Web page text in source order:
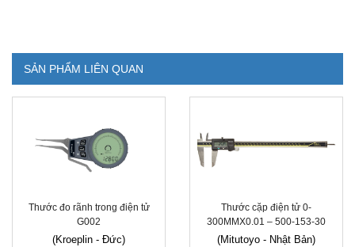
SẢN PHẨM LIÊN QUAN
Thước đo rãnh trong điện tử
G002
(Kroeplin - Đức)
Thước cặp điện tử 0-
300MMX0.01 – 500-153-30
(Mitutoyo - Nhật Bản)